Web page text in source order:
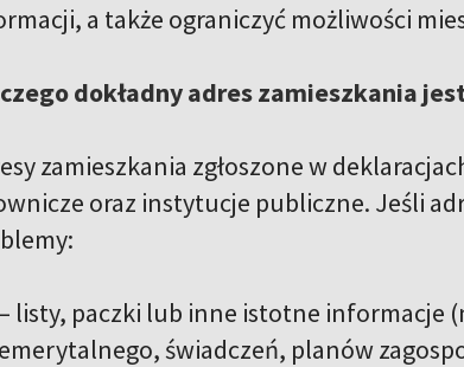
a także ograniczyć możliwości
dokładny adres zamieszkania
zamieszkania zgłoszone w
oraz instytucje publiczne. Jeśli
– listy, paczki lub inne istotne informacje
emerytalnego, świadczeń, planów